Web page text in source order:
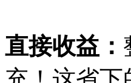
直接收益：